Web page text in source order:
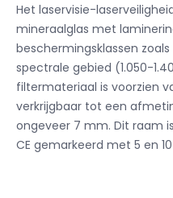
Het laservisie-
mineraalglas met
beschermingsklassen zoals
spectrale gebied (1.050-
filtermateriaal is voorzien
verkrijgbaar tot een
ongeveer 7 mm. Dit raam
CE gemarkeerd met 5 en